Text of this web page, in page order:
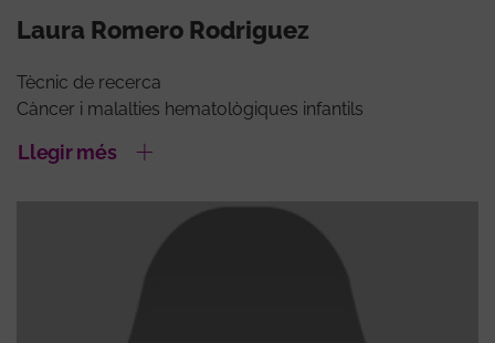
Laura Romero Rodriguez
Tècnic de recerca
Càncer i malalties hematològiques infantils
Llegir més